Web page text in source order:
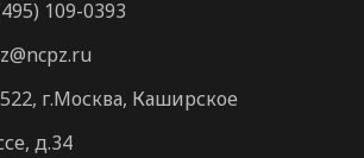
109-0393
г.Москва, Каширское
д.34